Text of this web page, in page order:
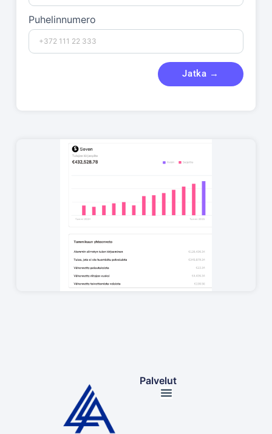
Puhelinnumero
Jatka →
Palvelut